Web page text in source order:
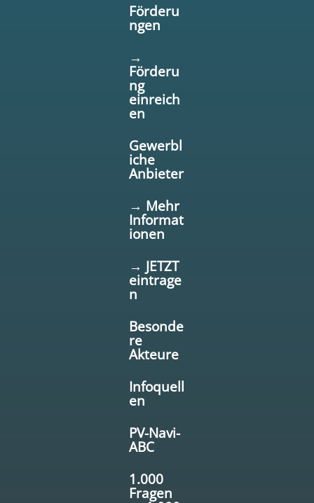
Förderu
ngen
→
Förderu
ng
einreich
en
Gewerbl
iche
Anbieter
→ Mehr
Informat
ionen
→ JETZT
eintrage
n
Besonde
re
Akteure
Infoquell
en
PV-Navi-
ABC
1.000
Fragen